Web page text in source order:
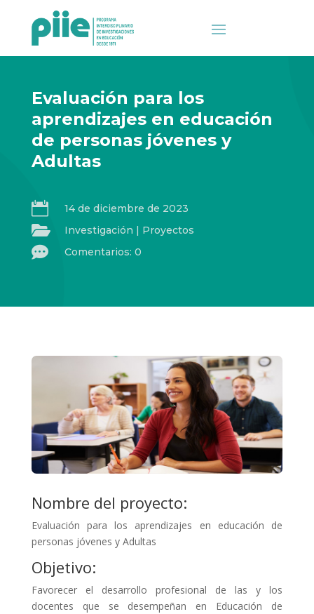
Evaluación para los
aprendizajes en educación
de personas jóvenes y
Adultas
 14 de diciembre de 2023
 Investigación | Proyectos
 Comentarios: 0
Nombre del proyecto:
Evaluación para los aprendizajes en educación de
personas jóvenes y Adultas
Objetivo:
Favorecer el desarrollo profesional de las y los
docentes que se desempeñan en Educación de